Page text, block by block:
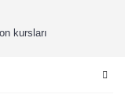
kursları